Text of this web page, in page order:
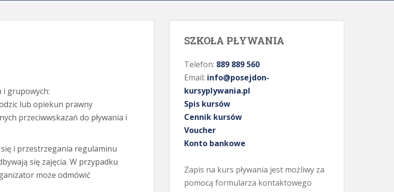
i grupowych:
lub opiekun prawny
przeciwwskazań do pływania i
i przestrzegania regulaminu
się zajęcia. W przypadku
może odmówić
SZKOŁA PŁYWANIA
Telefon: 889 889 560
Email: info@posejdon-
kursyplywania.pl
Spis kursów
Cennik kursów
Voucher
Konto bankowe
Zapis na kurs pływania jest możliwy za
pomocą formularza kontaktowego